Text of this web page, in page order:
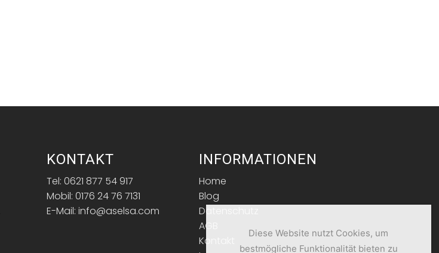
KONTAKT
Tel: 0621 877 54 917
Mobil: 0176 24 76 7131
E-Mail: info@aselsa.com
INFORMATIONEN
Home
Blog
Datenschutz
AGB
Kontakt
Diese Website nutzt Cookies, um
bestmögliche Funktionalität bieten zu